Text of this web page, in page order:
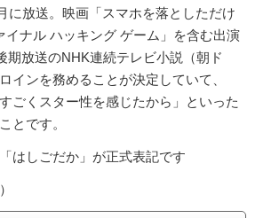
に放送。映画「スマホを落としただけ
イナル ハッキング ゲーム」を含む出演
期放送のNHK連続テレビ小説（朝ド
インを務めることが決定していて、
ごくスター性を感じたから」といった
とです。
はしごだか」が正式表記です